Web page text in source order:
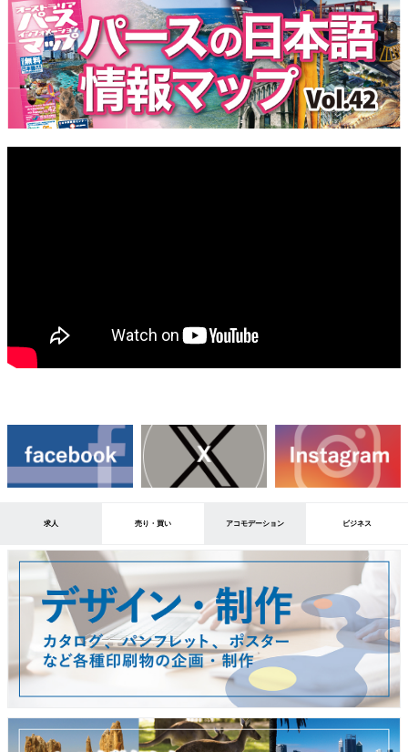
求人 売り・買い アコモデーション ビジネス